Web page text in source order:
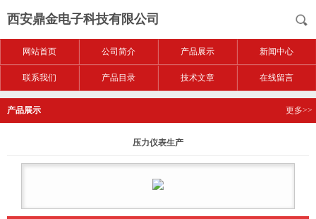
西安鼎金电子科技有限公司
网站首页 公司简介 产品展示 新闻中心
联系我们 产品目录 技术文章 在线留言
产品展示 更多>>
压力仪表生产